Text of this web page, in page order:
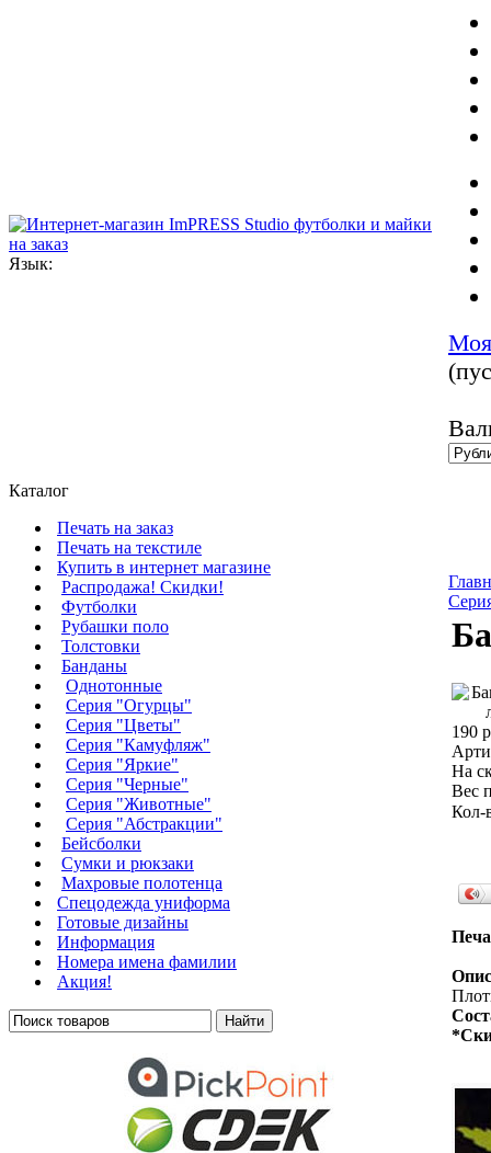
Язык:
Каталог
Печать на заказ
Печать на текстиле
Купить в интернет магазине
Распродажа! Скидки!
Футболки
Рубашки поло
Толстовки
Банданы
Однотонные
Серия "Огурцы"
Серия "Цветы"
Серия "Камуфляж"
Серия "Яркие"
Серия "Черные"
Серия "Животные"
Серия "Абстракции"
Бейсболки
Сумки и рюкзаки
Махровые полотенца
Cпецодежда униформа
Готовые дизайны
Информация
Номера имена фамилии
Акция!
190
На
Вес
Кол-